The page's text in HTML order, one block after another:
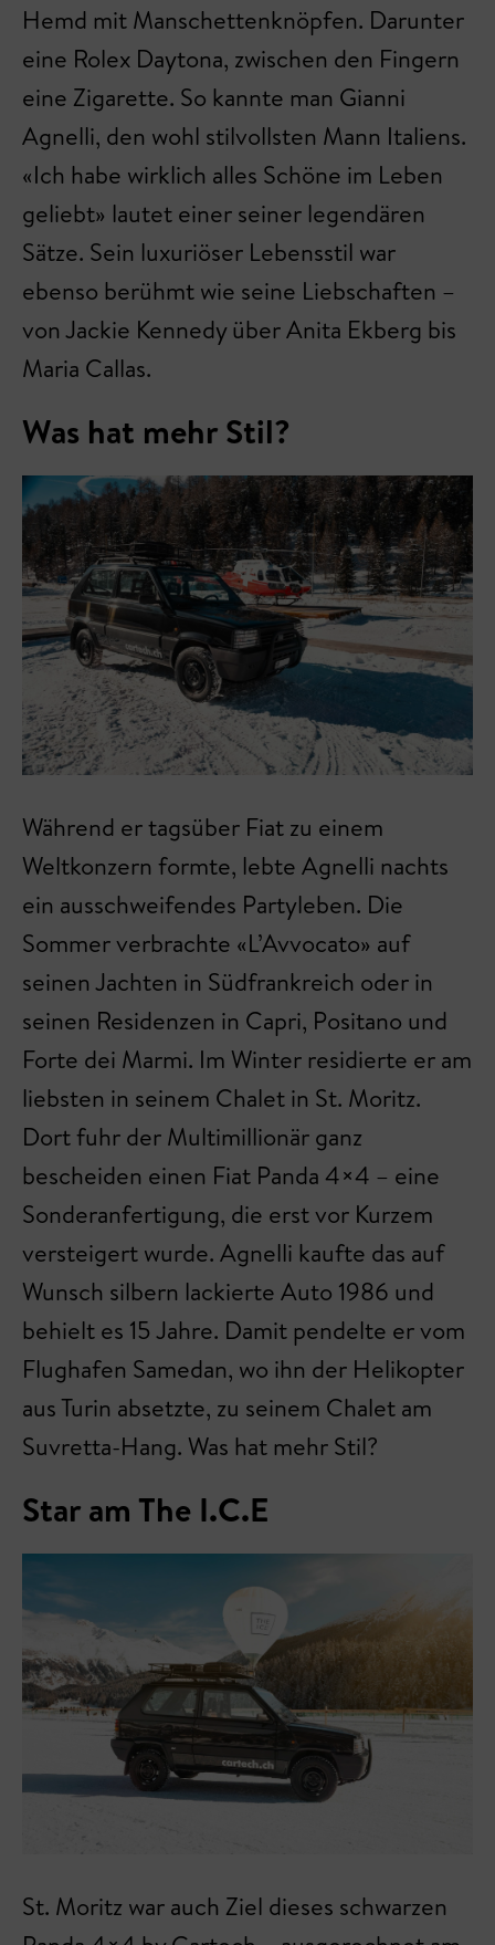
Hemd mit Manschettenknöpfen. Darunter
eine Rolex Daytona, zwischen den Fingern
eine Zigarette. So kannte man Gianni
Agnelli, den wohl stilvollsten Mann Italiens.
«Ich habe wirklich alles Schöne im Leben
geliebt» lautet einer seiner legendären
Sätze. Sein luxuriöser Lebensstil war
ebenso berühmt wie seine Liebschaften –
von Jackie Kennedy über Anita Ekberg bis
Maria Callas.
Was hat mehr Stil?
Während er tagsüber Fiat zu einem
Weltkonzern formte, lebte Agnelli nachts
ein ausschweifendes Partyleben. Die
Sommer verbrachte «L’Avvocato» auf
seinen Jachten in Südfrankreich oder in
seinen Residenzen in Capri, Positano und
Forte dei Marmi. Im Winter residierte er am
liebsten in seinem Chalet in St. Moritz.
Dort fuhr der Multimillionär ganz
bescheiden einen Fiat Panda 4×4 – eine
Sonderanfertigung, die erst vor Kurzem
versteigert wurde. Agnelli kaufte das auf
Wunsch silbern lackierte Auto 1986 und
behielt es 15 Jahre. Damit pendelte er vom
Flughafen Samedan, wo ihn der Helikopter
aus Turin absetzte, zu seinem Chalet am
Suvretta-Hang. Was hat mehr Stil?
Star am The I.C.E
St. Moritz war auch Ziel dieses schwarzen